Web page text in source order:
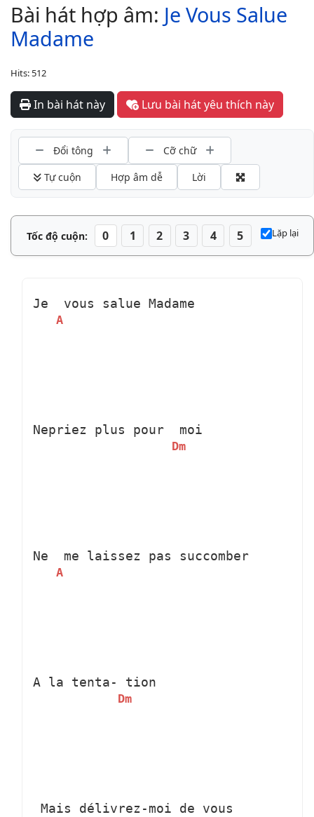
Bài hát hợp âm: Je Vous Salue
Madame
Hits: 512
In bài hát này Lưu bài hát yêu thích này
Đổi tông
Cỡ chữ
Tự cuộn
Hợp âm dễ Lời
Tốc độ cuộn: 0 1 2 3 4 5 Lặp lại
Je
A
vous salue Madame
Nepriez plus pour
Dm
moi
Ne
A
me laissez pas succomber
A la tenta-
Dm
tion
Mais délivrez-moi de vous